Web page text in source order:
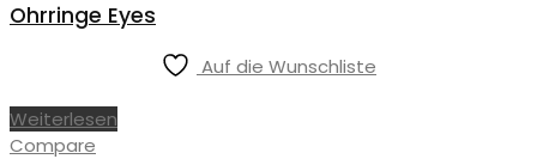
Ohrringe Eyes
Auf die Wunschliste
Weiterlesen
Compare